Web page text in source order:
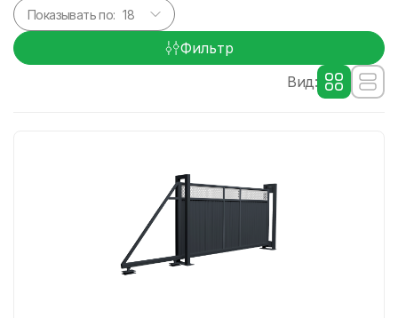
Показывать по:
Фильтр
Вид: